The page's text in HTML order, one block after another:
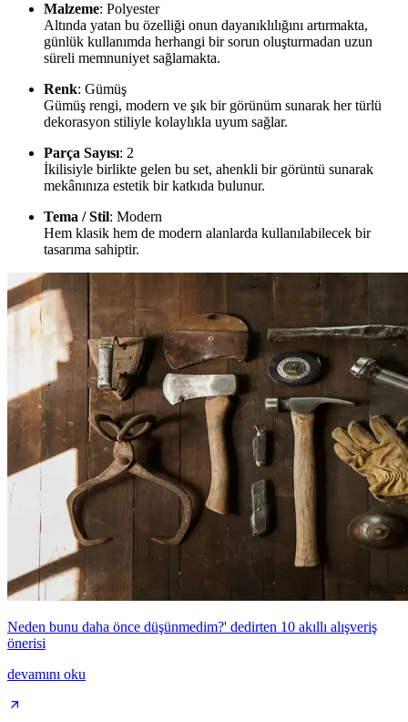
Malzeme: Polyester
Altında yatan bu özelliği onun dayanıklılığını artırmakta,
günlük kullanımda herhangi bir sorun oluşturmadan uzun
süreli memnuniyet sağlamakta.
Renk: Gümüş
Gümüş rengi, modern ve şık bir görünüm sunarak her türlü
dekorasyon stiliyle kolaylıkla uyum sağlar.
Parça Sayısı: 2
İkilisiyle birlikte gelen bu set, ahenkli bir görüntü sunarak
mekânınıza estetik bir katkıda bulunur.
Tema / Stil: Modern
Hem klasik hem de modern alanlarda kullanılabilecek bir
tasarıma sahiptir.
Neden bunu daha önce düşünmedim?' dedirten 10 akıllı alışveriş
önerisi
devamını oku